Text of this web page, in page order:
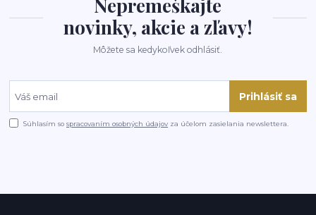
Nepremeškajte
novinky, akcie a zľavy!
Môžete sa kedykoľvek odhlásiť.
Prihlásiť sa
Súhlasím sospracovaním osobných údajov za účelom zasielania newslettera.